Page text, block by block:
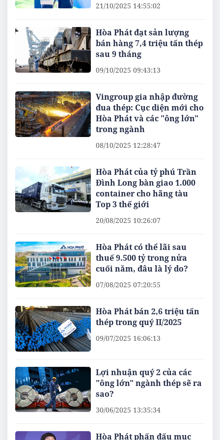
21/10/2025 14:55:02
Hòa Phát đạt sản lượng
bán hàng 7,4 triệu tấn thép
sau 9 tháng
09/10/2025 09:43:13
Vingroup gia nhập đường
đua thép: Cục diện mới cho
Hòa Phát và các "ông lớn"
trong ngành
08/10/2025 12:28:47
Hòa Phát của tỷ phú Trần
Đình Long bàn giao 1.000
container cho hãng tàu
Top 3 thế giới
20/08/2025 10:26:07
Hòa Phát có thể lãi sau
thuế 9.500 tỷ trong nửa
cuối năm, đâu là lý do?
07/08/2025 07:20:55
Hòa Phát bán 2,6 triệu tấn
thép trong quý II/2025
09/07/2025 16:06:13
Lợi nhuận quý 2 của các
"ông lớn" ngành thép sẽ ra
sao?
30/06/2025 13:35:34
Hòa Phát phấn đấu mục